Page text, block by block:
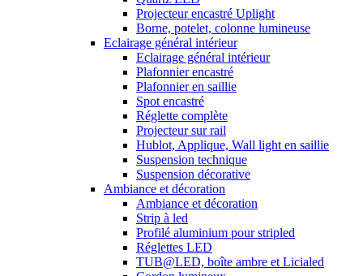
Projecteur encastré Uplight
Borne, potelet, colonne lumineuse
Eclairage général intérieur
Eclairage général intérieur
Plafonnier encastré
Plafonnier en saillie
Spot encastré
Réglette complète
Projecteur sur rail
Hublot, Applique, Wall light en saillie
Suspension technique
Suspension décorative
Ambiance et décoration
Ambiance et décoration
Strip à led
Profilé aluminium pour stripled
Réglettes LED
TUB@LED, boîte ambre et Licialed